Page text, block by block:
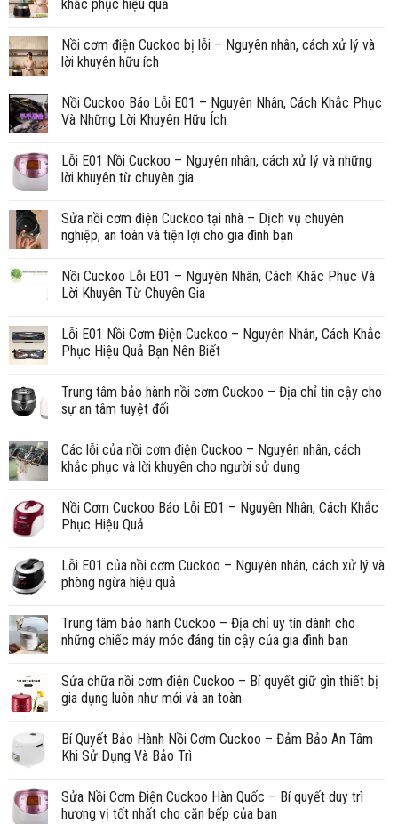
khắc phục hiệu quả
Nồi cơm điện Cuckoo bị lỗi – Nguyên nhân, cách xử lý và
lời khuyên hữu ích
Nồi Cuckoo Báo Lỗi E01 – Nguyên Nhân, Cách Khắc Phục
Và Những Lời Khuyên Hữu Ích
Lỗi E01 Nồi Cuckoo – Nguyên nhân, cách xử lý và những
lời khuyên từ chuyên gia
Sửa nồi cơm điện Cuckoo tại nhà – Dịch vụ chuyên
nghiệp, an toàn và tiện lợi cho gia đình bạn
Nồi Cuckoo Lỗi E01 – Nguyên Nhân, Cách Khắc Phục Và
Lời Khuyên Từ Chuyên Gia
Lỗi E01 Nồi Cơm Điện Cuckoo – Nguyên Nhân, Cách Khắc
Phục Hiệu Quả Bạn Nên Biết
Trung tâm bảo hành nồi cơm Cuckoo – Địa chỉ tin cậy cho
sự an tâm tuyệt đối
Các lỗi của nồi cơm điện Cuckoo – Nguyên nhân, cách
khắc phục và lời khuyên cho người sử dụng
Nồi Cơm Cuckoo Báo Lỗi E01 – Nguyên Nhân, Cách Khắc
Phục Hiệu Quả
Lỗi E01 của nồi cơm Cuckoo – Nguyên nhân, cách xử lý và
phòng ngừa hiệu quả
Trung tâm bảo hành Cuckoo – Địa chỉ uy tín dành cho
những chiếc máy móc đáng tin cậy của gia đình bạn
Sửa chữa nồi cơm điện Cuckoo – Bí quyết giữ gìn thiết bị
gia dụng luôn như mới và an toàn
Bí Quyết Bảo Hành Nồi Cơm Cuckoo – Đảm Bảo An Tâm
Khi Sử Dụng Và Bảo Trì
Sửa Nồi Cơm Điện Cuckoo Hàn Quốc – Bí quyết duy trì
hương vị tốt nhất cho căn bếp của bạn